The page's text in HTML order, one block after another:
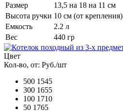
Размер
13,5 на 18 на 11 см
Высота ручки 10 см (от крепления)
Емкость
2.2 л
Вес
440 гр
Цвет
Кол-во, от: Руб./шт
500 1545
300 1655
100 1710
50 1765